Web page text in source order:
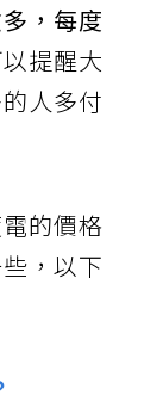
，每度
提醒大
人多付
的價格
，以下